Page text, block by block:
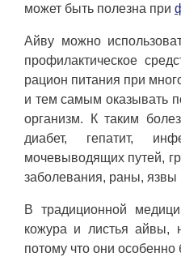
может быть полезна при
Айву можно
профилактическое
рацион питания при
и тем самым оказывать
организм. К таким
диабет, гепатит,
мочевыводящих путей,
заболевания, раны, язвы
В традиционной
кожура и листья айвы,
потому что они особенно